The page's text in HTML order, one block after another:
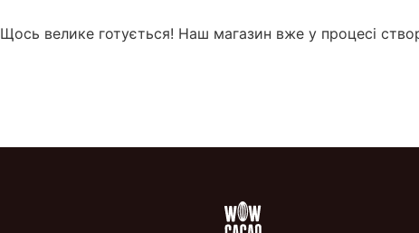
Щось велике готується! Наш магазин вже у процесі